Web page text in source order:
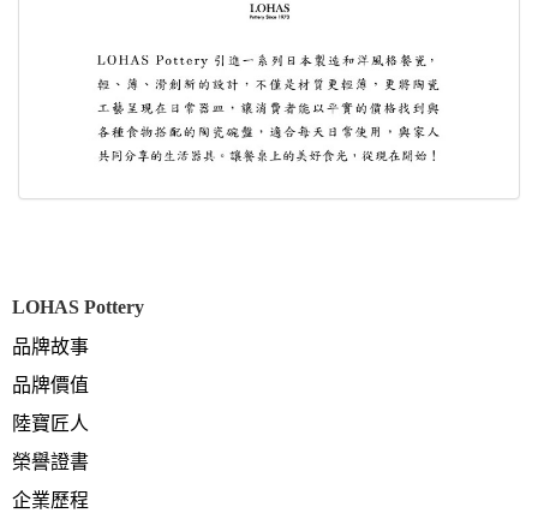
LOHAS Pottery
品牌故事
品牌價值
陸寶匠人
榮譽證書
企業歷程